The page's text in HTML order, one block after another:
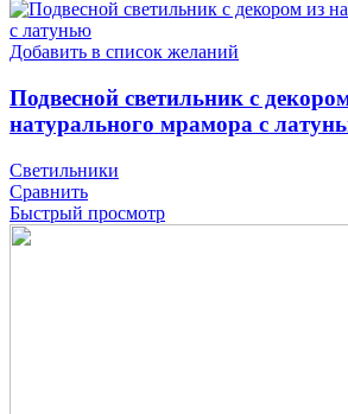
Добавить в список желаний
Подвесной светильник с
натурального мрамора с
Светильники
Сравнить
Быстрый просмотр